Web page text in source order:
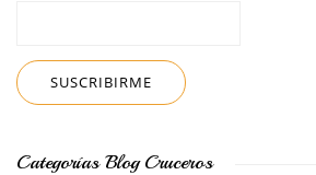
Categorías Blog Cruceros